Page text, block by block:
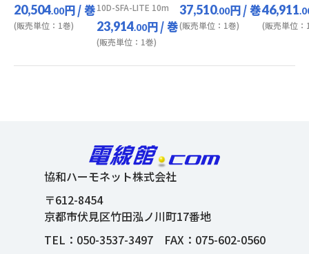
20,504.00円/ 巻
(販売単位：1巻)
10D-SFA-LITE 10m
23,914.00円/ 巻
(販売単位：1巻)
37,510.00円/ 巻
(販売単位：1巻)
46,911
(販売単位：
協和ハーモネット株式会社
〒612-8454
京都市伏見区竹田泓ノ川町17番地
TEL： 050-3537-3497FAX：075-602-0560